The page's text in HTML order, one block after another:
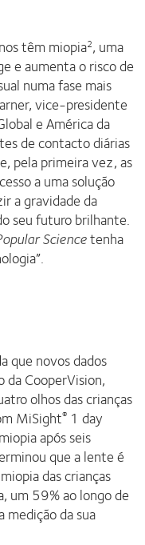
têm miopia2, uma
e aumenta o risco de
numa fase mais
vice-presidente
e América da
de contacto diárias
pela primeira vez, as
a uma solução
a gravidade da
seu futuro brilhante.
Sciencetenha
que novos dados
CooperVision,
olhos das crianças
MiSight® 1 day
após seis
que a lente é
das crianças
um 59% ao longo de
medição da sua